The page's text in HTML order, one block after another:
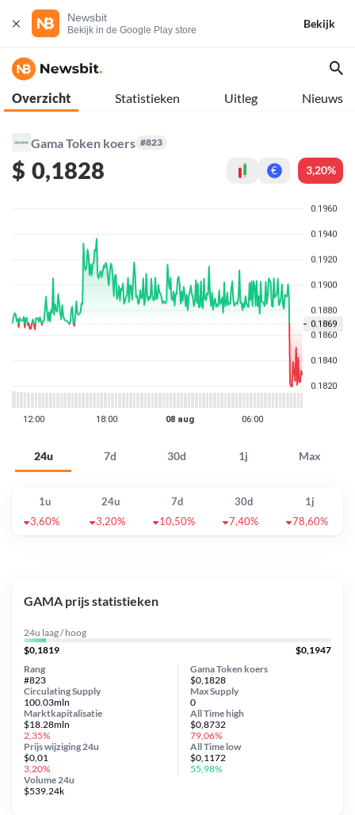
Newsbit
Bekijk in de Google Play store
Bekijk
Overzicht Statistieken Uitleg Nieuws
Gama Token koers #823
$ 0,1828 € 3,20%
24u 7d 30d 1j Max
1u 24u 7d 30d
1j
3,60%
3,20% 10,50% 7,40% 78,60%
GAMA prijs statistieken
24u laag / hoog
$0,1819
$0,1947
Gama Token koers
$0,1828
Circulating Supply
100.03mln
Prijs wijziging 24u
$0,01
3,20%
Max Supply
0
Marktkapitalisatie
$18.28mln
2,35%
Volume 24u
$539.24k
Rang
#823
All Timehigh
$0,8732
79,06%
All Time low
$0,1172
55,98%